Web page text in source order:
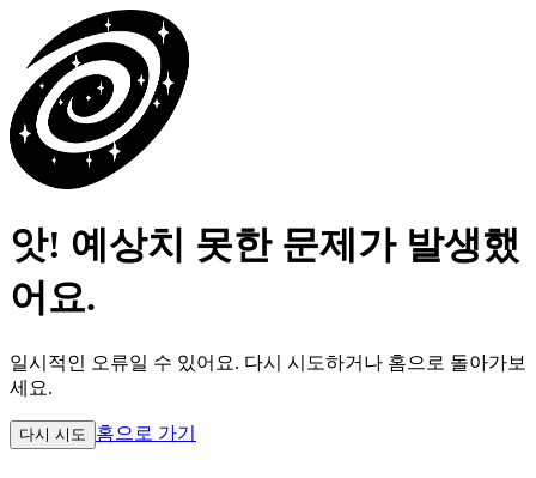
앗! 예상치 못한 문제가 발생했
어요.
일시적인 오류일 수 있어요. 다시 시도하거나 홈으로 돌아가보
세요.
다시 시도 홈으로 가기